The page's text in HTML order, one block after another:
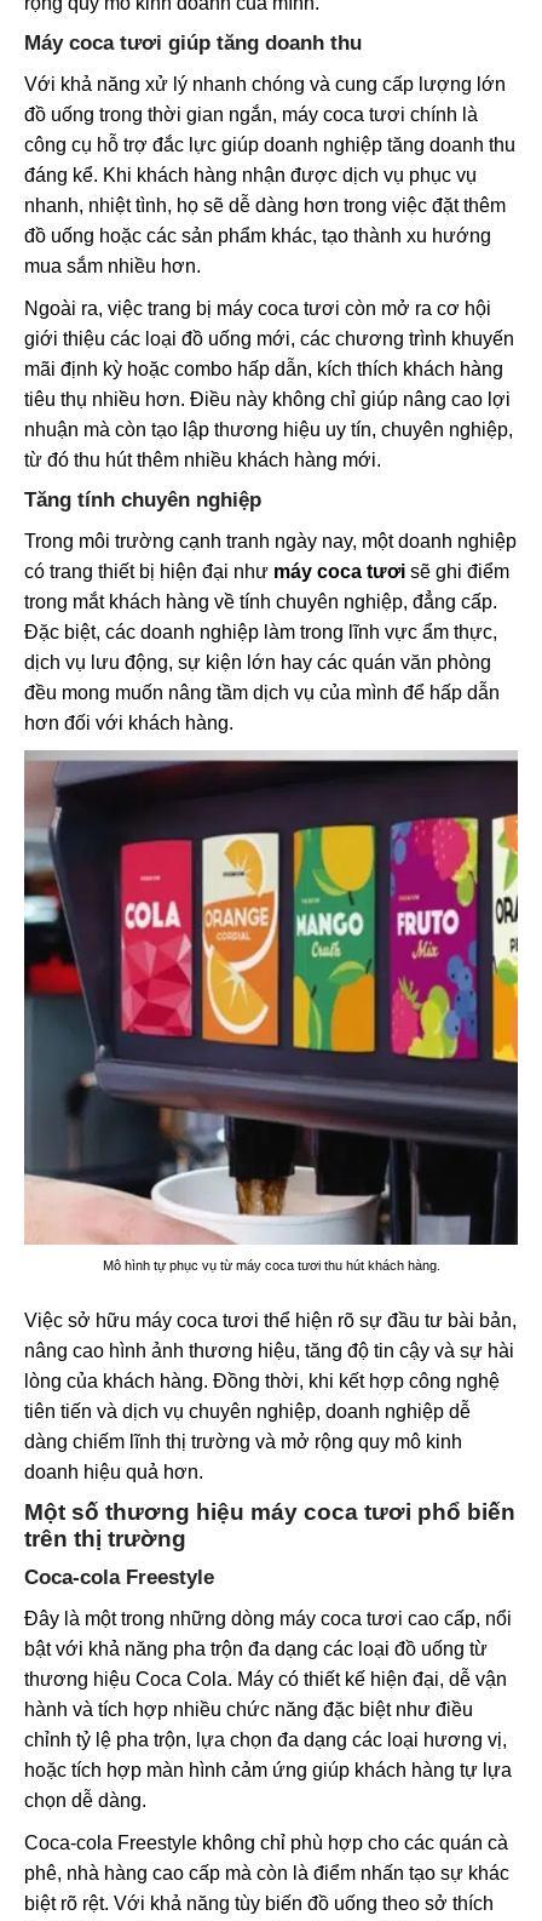
Máy coca tươi giúp tăng doanh thu
Với khả năng xử lý nhanh chóng và cung cấp lượng lớn
đồ uống trong thời gian ngắn, máy coca tươi chính là
công cụ hỗ trợ đắc lực giúp doanh nghiệp tăng doanh thu
đáng kể. Khi khách hàng nhận được dịch vụ phục vụ
nhanh, nhiệt tình, họ sẽ dễ dàng hơn trong việc đặt thêm
đồ uống hoặc các sản phẩm khác, tạo thành xu hướng
mua sắm nhiều hơn.
Ngoài ra, việc trang bị máy coca tươi còn mở ra cơ hội
giới thiệu các loại đồ uống mới, các chương trình khuyến
mãi định kỳ hoặc combo hấp dẫn, kích thích khách hàng
tiêu thụ nhiều hơn. Điều này không chỉ giúp nâng cao lợi
nhuận mà còn tạo lập thương hiệu uy tín, chuyên nghiệp,
từ đó thu hút thêm nhiều khách hàng mới.
Tăng tính chuyên nghiệp
Trong môi trường cạnh tranh ngày nay, một doanh nghiệp
có trang thiết bị hiện đại như máy coca tươi sẽ ghi điểm
trong mắt khách hàng về tính chuyên nghiệp, đẳng cấp.
Đặc biệt, các doanh nghiệp làm trong lĩnh vực ẩm thực,
dịch vụ lưu động, sự kiện lớn hay các quán văn phòng
đều mong muốn nâng tầm dịch vụ của mình để hấp dẫn
hơn đối với khách hàng.
Mô hình tự phục vụ từ máy coca tươi thu hút khách hàng.
Việc sở hữu máy coca tươi thể hiện rõ sự đầu tư bài bản,
nâng cao hình ảnh thương hiệu, tăng độ tin cậy và sự hài
lòng của khách hàng. Đồng thời, khi kết hợp công nghệ
tiên tiến và dịch vụ chuyên nghiệp, doanh nghiệp dễ
dàng chiếm lĩnh thị trường và mở rộng quy mô kinh
doanh hiệu quả hơn.
Một số thương hiệu máy coca tươi phổ biến
trên thị trường
Coca-cola Freestyle
Đây là một trong những dòng máy coca tươi cao cấp, nổi
bật với khả năng pha trộn đa dạng các loại đồ uống từ
thương hiệu Coca Cola. Máy có thiết kế hiện đại, dễ vận
hành và tích hợp nhiều chức năng đặc biệt như điều
chỉnh tỷ lệ pha trộn, lựa chọn đa dạng các loại hương vị,
hoặc tích hợp màn hình cảm ứng giúp khách hàng tự lựa
chọn dễ dàng.
Coca-cola Freestyle không chỉ phù hợp cho các quán cà
phê, nhà hàng cao cấp mà còn là điểm nhấn tạo sự khác
biệt rõ rệt. Với khả năng tùy biến đồ uống theo sở thích